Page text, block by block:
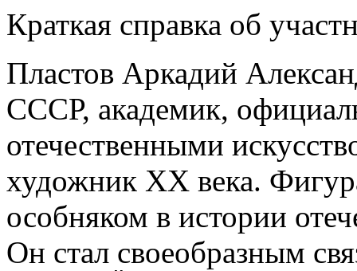
Краткая справка об
Пластов Аркадий
СССР, академик,
отечественными
художник ХХ века.
особняком в истории
Он стал своеобразным